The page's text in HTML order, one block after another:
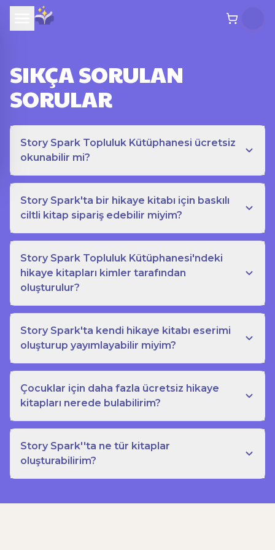
SIKÇA SORULAN
SORULAR
Story Spark Topluluk Kütüphanesi ücretsiz
okunabilir mi?
Story Spark'ta bir hikaye kitabı için baskılı
ciltli kitap sipariş edebilir miyim?
Story Spark Topluluk Kütüphanesi'ndeki
hikaye kitapları kimler tarafından
oluşturulur?
Story Spark'ta kendi hikaye kitabı eserimi
oluşturup yayımlayabilir miyim?
Çocuklar için daha fazla ücretsiz hikaye
kitapları nerede bulabilirim?
Story Spark''ta ne tür kitaplar
oluşturabilirim?